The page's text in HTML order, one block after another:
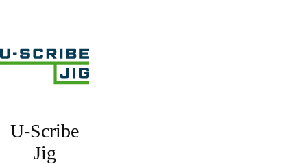
U-Scribe
Jig